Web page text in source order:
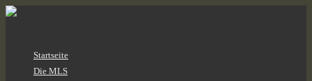
Startseite
Die MLS